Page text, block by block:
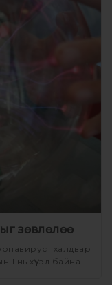
зөвлөлөө
халдвар
нь хүүхэд байна.